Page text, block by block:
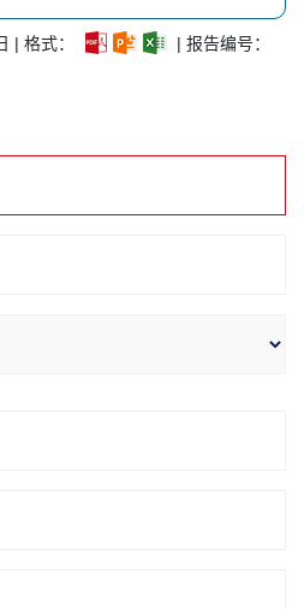
| 格式：
| 报告编号：